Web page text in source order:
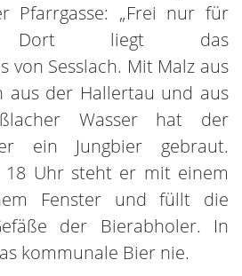
Pfarrgasse: „Frei nur für
Dort liegt das
von Sesslach. Mit Malz aus
aus der Hallertau und aus
Wasser hat der
ein Jungbier gebraut.
18 Uhr steht er mit einem
Fenster und füllt die
der Bierabholer. In
kommunale Bier nie.